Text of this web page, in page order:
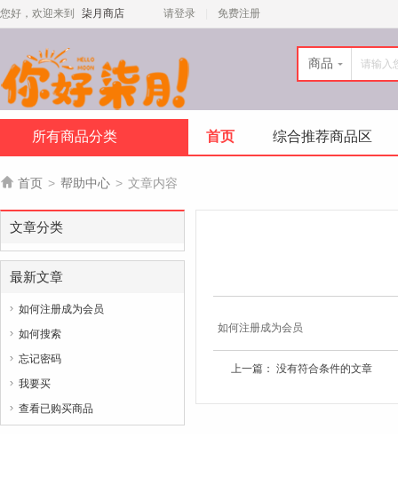
您好，欢迎来到 柒月商店 请登录 免费注册
商品
所有商品分类 首页 综合推荐商品区
 首页 > 帮助中心 > 文章内容
文章分类
最新文章
 如何注册成为会员
 如何搜索
 忘记密码
 我要买
 查看已购买商品
如何注册成为会员
上一篇： 没有符合条件的文章